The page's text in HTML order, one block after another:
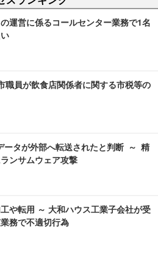
の運営に係るコールセンター業務で1名
職員が飲食店関係者に関する市税等の
ータが外部へ転送されたと判断 ～ 精
ンサムウェア攻撃
や転用 ～ 大和ハウス工業子会社が受
務で不適切行為